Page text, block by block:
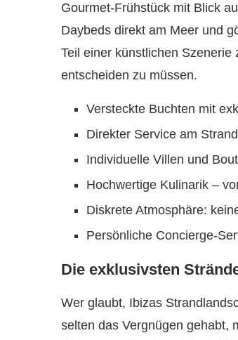
Gourmet-Frühstück mit Blick
Daybeds direkt am Meer und
Teil einer künstlichen
entscheiden zu müssen.
Versteckte Buchten mit
Direkter Service am
Individuelle Villen und
Hochwertige Kulinarik –
Diskrete Atmosphäre:
Persönliche Concierge-
Die exklusivsten
Wer glaubt, Ibizas
selten das Vergnügen gehabt,